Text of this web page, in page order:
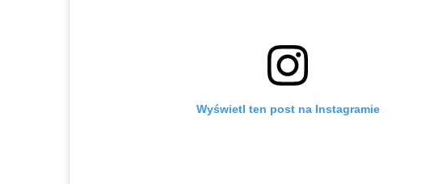
Wyświetl ten post na Instagramie